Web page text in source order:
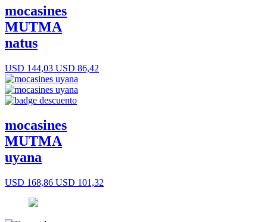
mocasines
MUTMA
natus
USD 144,03 USD 86,42
mocasines
MUTMA
uyana
USD 168,86 USD 101,32